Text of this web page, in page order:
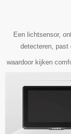
Een lichtsensor,
detecteren, past
waardoor kijken